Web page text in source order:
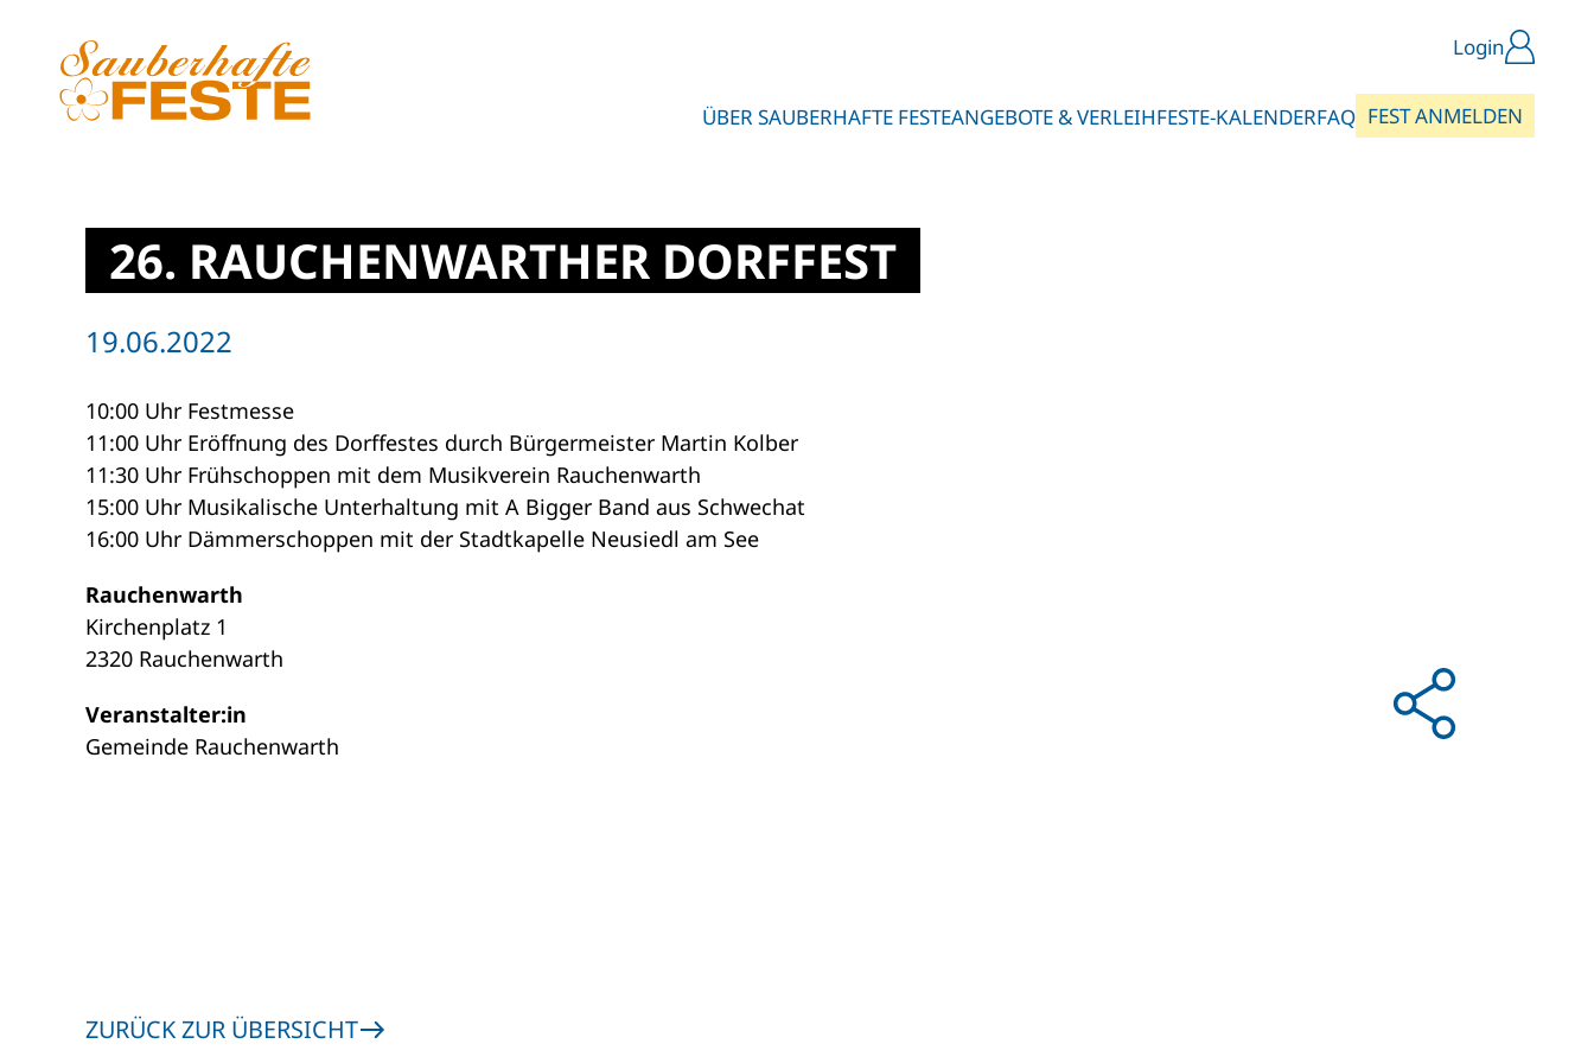
Zum Hauptinhalt springen
ÜBER SAUBERHAFTE FESTEANGEBOTE & VERLEIHFESTE-KALENDERFAQ
Login
FEST ANMELDEN
26. RAUCHENWARTHER DORFFEST
19.06.2022
10:00 Uhr Festmesse
11:00 Uhr Eröffnung des Dorffestes durch Bürgermeister Martin Kolber
11:30 Uhr Frühschoppen mit dem Musikverein Rauchenwarth
15:00 Uhr Musikalische Unterhaltung mit A Bigger Band aus Schwechat
16:00 Uhr Dämmerschoppen mit der Stadtkapelle Neusiedl am See
Rauchenwarth
Kirchenplatz 1
2320 Rauchenwarth
Veranstalter:in
Gemeinde Rauchenwarth
ZURÜCK ZUR ÜBERSICHT